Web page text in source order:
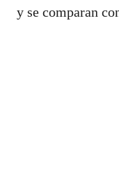
y se comparan